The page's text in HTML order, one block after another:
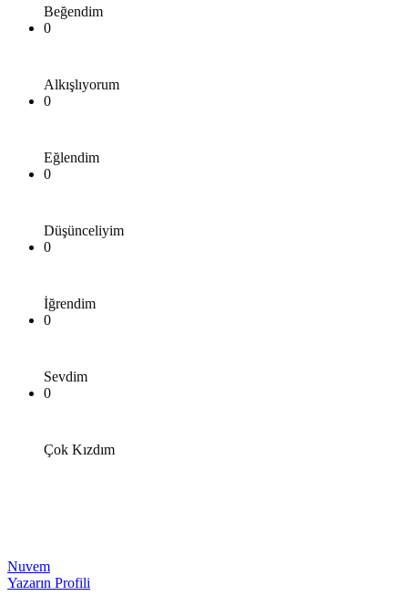
Beğendim
0
Alkışlıyorum
0
Eğlendim
0
Düşünceliyim
0
İğrendim
0
Sevdim
0
Çok Kızdım
Nuvem
Yazarın Profili